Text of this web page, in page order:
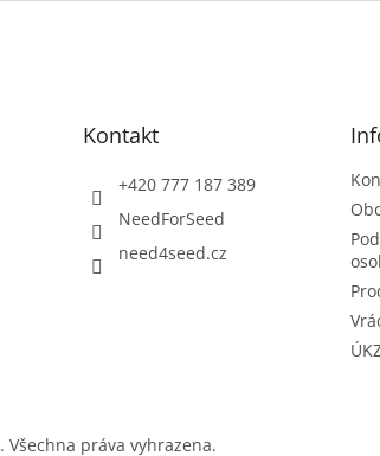
Kontakt
+420 777 187 389
NeedForSeed
need4seed.cz
. Všechna práva vyhrazena.